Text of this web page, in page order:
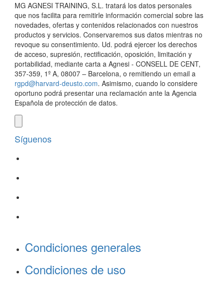
MG AGNESI TRAINING, S.L. tratará los datos personales
que nos facilita para remitirle información comercial sobre las
novedades, ofertas y contenidos relacionados con nuestros
productos y servicios. Conservaremos sus datos mientras no
revoque su consentimiento. Ud. podrá ejercer los derechos
de acceso, supresión, rectificación, oposición, limitación y
portabilidad, mediante carta a Agnesi - CONSELL DE CENT,
357-359, 1º A, 08007 – Barcelona, o remitiendo un email a
rgpd@harvard-deusto.com. Asimismo, cuando lo considere
oportuno podrá presentar una reclamación ante la Agencia
Española de protección de datos.
Síguenos
Condiciones generales
Condiciones de uso